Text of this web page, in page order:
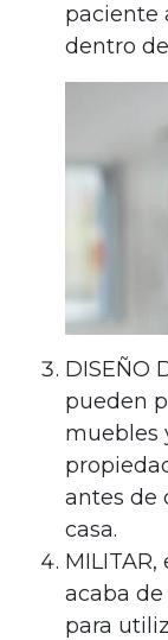
paciente
dentro
DISEÑO
pueden
muebles
antes de
casa.
acaba
para